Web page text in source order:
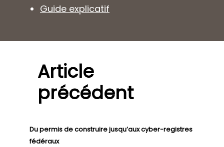
Guide explicatif
Article
précédent
Du permis de construire jusqu’aux cyber-registres
fédéraux